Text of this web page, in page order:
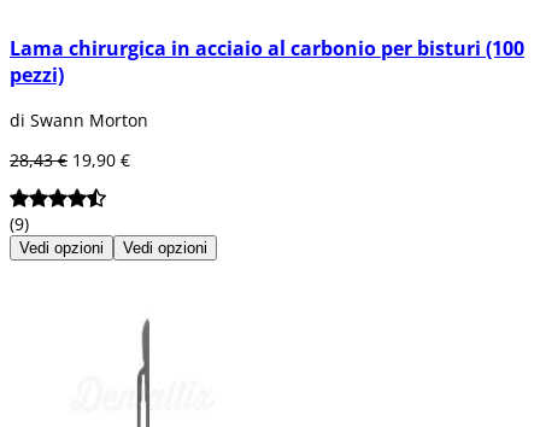
Lama chirurgica in acciaio al carbonio per bisturi (100
pezzi)
di Swann Morton
28,43 € 19,90 €
(9)
Vedi opzioni Vedi opzioni